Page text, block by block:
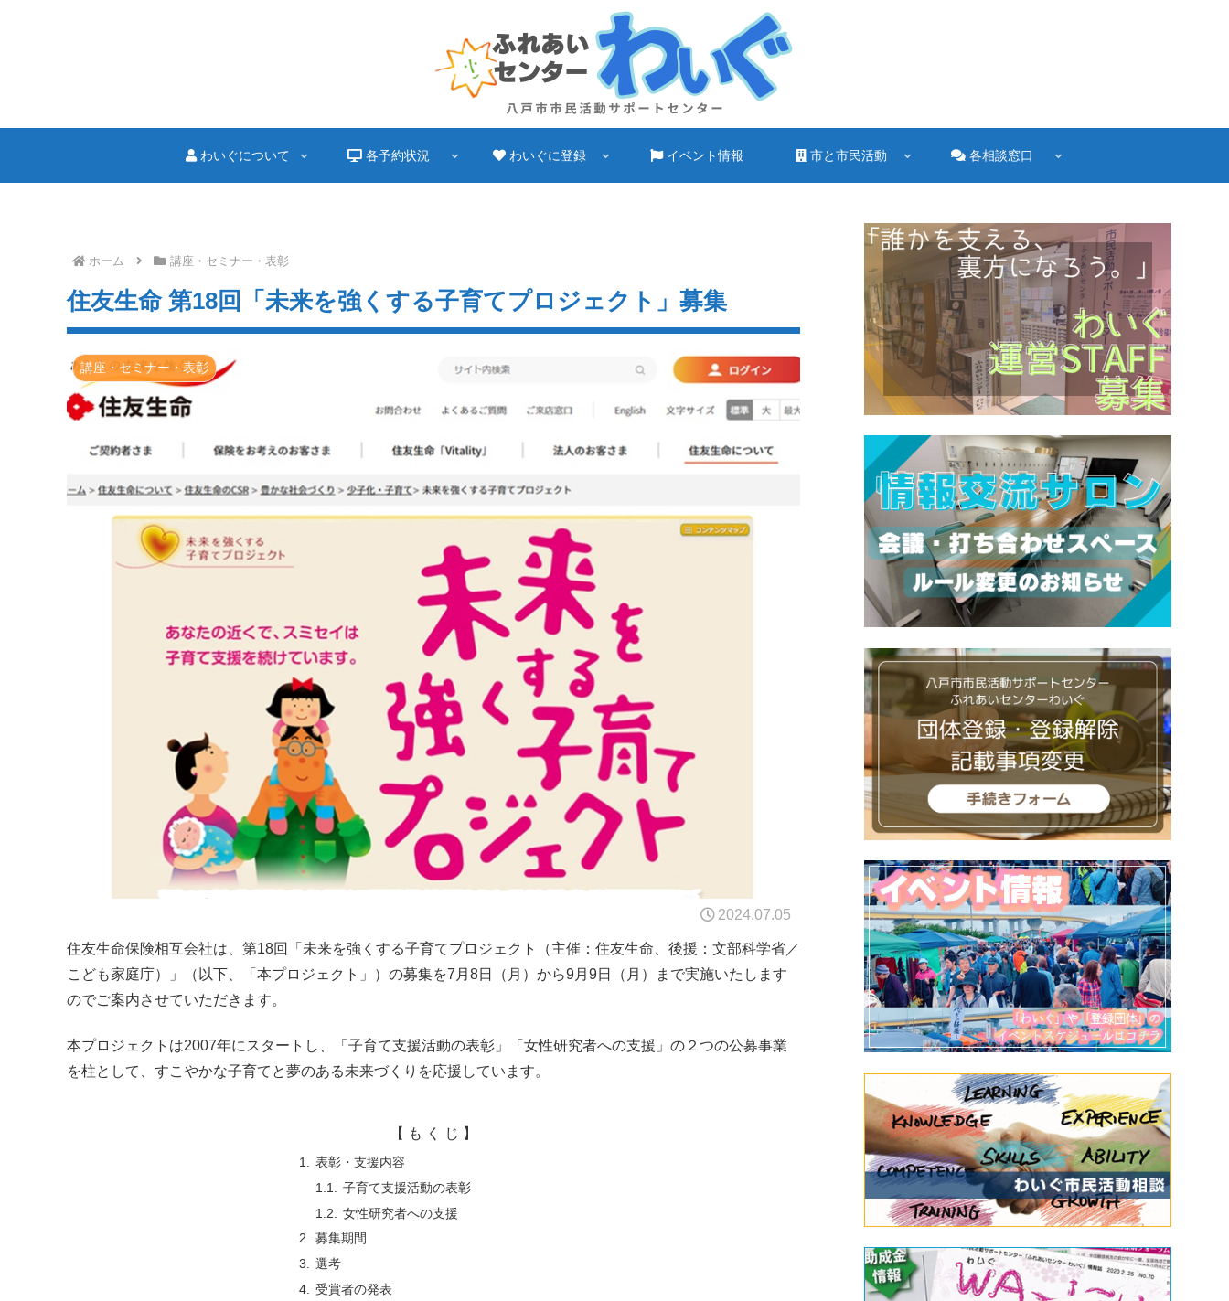
わいぐについて 各予約状況 わいぐに登録 イベント情報 市と市民活動 各相談窓口
ホーム 講座・セミナー・表彰
住友生命 第18回「未来を強くする子育てプロジェクト」募集
講座・セミナー・表彰
2024.07.05
住友生命保険相互会社は、第18回「未来を強くする子育てプロジェクト（主催：住友生命、後援：文部科学省／
こども家庭庁）」（以下、「本プロジェクト」）の募集を7月8日（月）から9月9日（月）まで実施いたします
のでご案内させていただきます。
本プロジェクトは2007年にスタートし、「子育て支援活動の表彰」「女性研究者への支援」の２つの公募事業
を柱として、すこやかな子育てと夢のある未来づくりを応援しています。
【 も く じ 】
表彰・支援内容
子育て支援活動の表彰
女性研究者への支援
募集期間
選考
受賞者の発表